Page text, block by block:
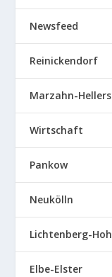
Newsfeed
Reinickendorf
Marzahn-
Wirtschaft
Pankow
Neukölln
Lichtenberg-
Elbe-Elster